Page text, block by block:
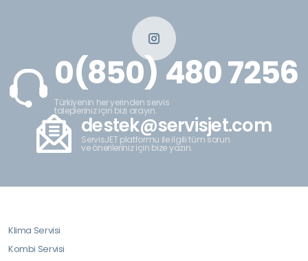
0(850) 480 7256
Türkiyenin her yerinden servis
talepleriniz için bizi arayın.
destek@servisjet.com
ServisJET platformu ile ilgili tüm sorun
ve önerileriniz için bize yazın.
Klima Servisi
Kombi Servisi